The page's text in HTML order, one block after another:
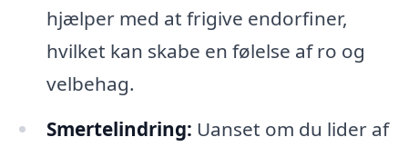
hjælper med at frigive endorfiner,
hvilket kan skabe en følelse af ro og
velbehag.
Smertelindring: Uanset om du lider af